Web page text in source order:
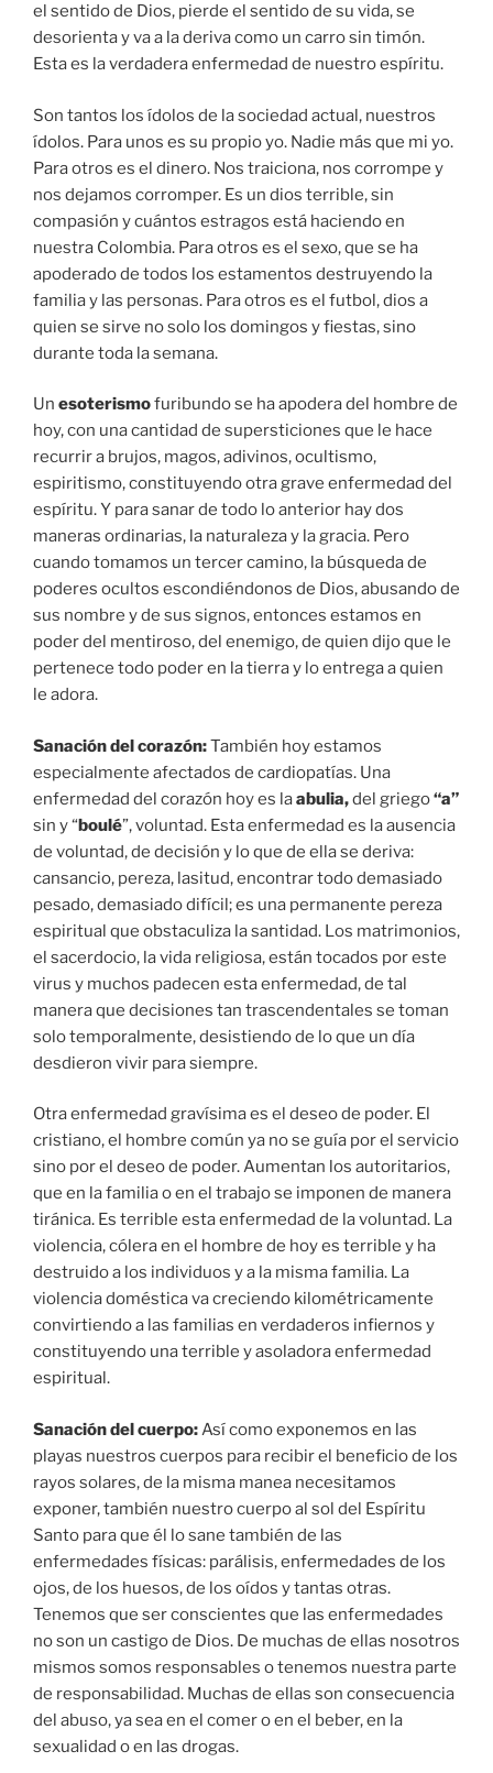
el sentido de Dios, pierde el sentido de su vida, se
desorienta y va a la deriva como un carro sin timón.
Esta es la verdadera enfermedad de nuestro espíritu.
Son tantos los ídolos de la sociedad actual, nuestros
ídolos. Para unos es su propio yo. Nadie más que mi yo.
Para otros es el dinero. Nos traiciona, nos corrompe y
nos dejamos corromper. Es un dios terrible, sin
compasión y cuántos estragos está haciendo en
nuestra Colombia. Para otros es el sexo, que se ha
apoderado de todos los estamentos destruyendo la
familia y las personas. Para otros es el futbol, dios a
quien se sirve no solo los domingos y fiestas, sino
durante toda la semana.
Un esoterismofuribundo se ha apodera del hombre de
hoy, con una cantidad de supersticiones que le hace
recurrir a brujos, magos, adivinos, ocultismo,
espiritismo, constituyendo otra grave enfermedad del
espíritu. Y para sanar de todo lo anterior hay dos
maneras ordinarias, la naturaleza y la gracia. Pero
cuando tomamos un tercer camino, la búsqueda de
poderes ocultos escondiéndonos de Dios, abusando de
sus nombre y de sus signos, entonces estamos en
poder del mentiroso, del enemigo, de quien dijo que le
pertenece todo poder en la tierra y lo entrega a quien
le adora.
Sanación del corazón:También hoy estamos
especialmente afectados de cardiopatías. Una
enfermedad del corazón hoy es laabulia,del griego“a”
sin y “boulé”, voluntad. Esta enfermedad es la ausencia
de voluntad, de decisión y lo que de ella se deriva:
cansancio, pereza, lasitud, encontrar todo demasiado
pesado, demasiado difícil; es una permanente pereza
espiritual que obstaculiza la santidad. Los matrimonios,
el sacerdocio, la vida religiosa, están tocados por este
virus y muchos padecen esta enfermedad, de tal
manera que decisiones tan trascendentales se toman
solo temporalmente, desistiendo de lo que un día
desdieron vivir para siempre.
Otra enfermedad gravísima es el deseo de poder. El
cristiano, el hombre común ya no se guía por el servicio
sino por el deseo de poder. Aumentan los autoritarios,
que en la familia o en el trabajo se imponen de manera
tiránica. Es terrible esta enfermedad de la voluntad. La
violencia, cólera en el hombre de hoy es terrible y ha
destruido a los individuos y a la misma familia. La
violencia doméstica va creciendo kilométricamente
convirtiendo a las familias en verdaderos infiernos y
constituyendo una terrible y asoladora enfermedad
espiritual.
Sanación del cuerpo:Así como exponemos en las
playas nuestros cuerpos para recibir el beneficio de los
rayos solares, de la misma manea necesitamos
exponer, también nuestro cuerpo al sol del Espíritu
Santo para que él lo sane también de las
enfermedades físicas: parálisis, enfermedades de los
ojos, de los huesos, de los oídos y tantas otras.
Tenemos que ser conscientes que las enfermedades
no son un castigo de Dios. De muchas de ellas nosotros
mismos somos responsables o tenemos nuestra parte
de responsabilidad. Muchas de ellas son consecuencia
del abuso, ya sea en el comer o en el beber, en la
sexualidad o en las drogas.